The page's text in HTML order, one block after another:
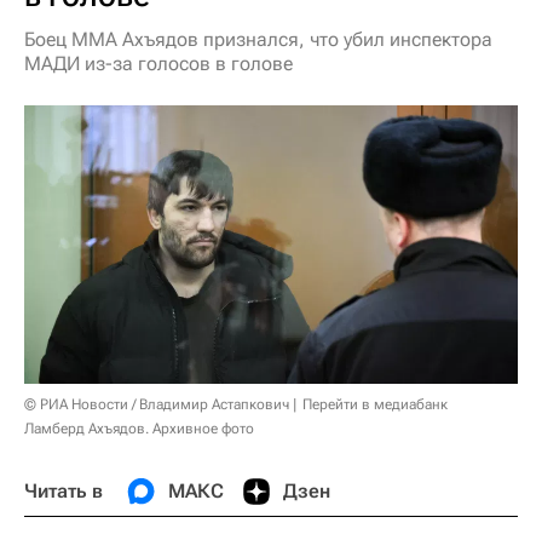
Боец ММА Ахъядов признался, что убил инспектора
МАДИ из-за голосов в голове
© РИА Новости / Владимир Астапкович
Перейти в медиабанк
Ламберд Ахъядов. Архивное фото
Читать в МАКС Дзен